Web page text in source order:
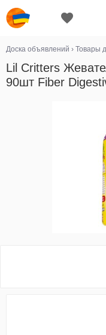
Доска объявлений › Товары
Lil Critters
90шт Fiber